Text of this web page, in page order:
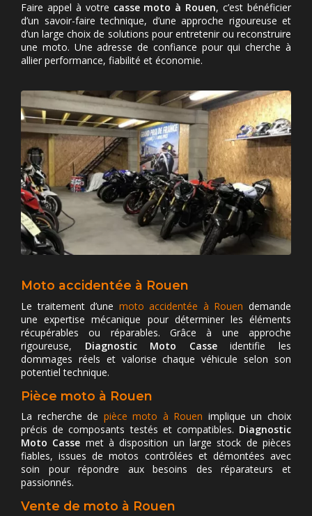
Faire appel à votre casse moto à Rouen, c’est bénéficier
d’un savoir-faire technique, d’une approche rigoureuse et
d’un large choix de solutions pour entretenir ou reconstruire
une moto. Une adresse de confiance pour qui cherche à
allier performance, fiabilité et économie.
Moto accidentée à Rouen
Le traitement d’une moto accidentée à Rouen demande
une expertise mécanique pour déterminer les éléments
récupérables ou réparables. Grâce à une approche
rigoureuse, Diagnostic Moto Casseidentifie les
dommages réels et valorise chaque véhicule selon son
potentiel technique.
Pièce moto à Rouen
La recherche de pièce moto à Rouen implique un choix
précis de composants testés et compatibles. Diagnostic
Moto Casse met à disposition un large stock de pièces
fiables, issues de motos contrôlées et démontées avec
soin pour répondre aux besoins des réparateurs et
passionnés.
Vente de moto à Rouen